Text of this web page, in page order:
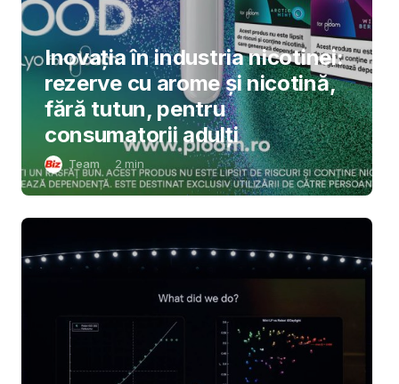
Inovația în industria nicotinei:
rezerve cu arome și nicotină,
fără tutun, pentru
consumatorii adulți
Team 2 min